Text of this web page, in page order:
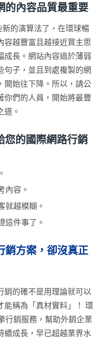
的內容品質最重要
的演算法了，在環球暢
容越豐富且越接近買主思
成長。網站內容過於薄弱
句子，並且到處複製的網
開始往下降。所以，請公
你們的人員，開始將最豐
道。
您的國際網路行銷
內容。
就越模糊。
這件事了。
銷方案，卻沒真正
銷的確不是用理論就可以
能稱為「真材實料」！ 環
行銷服務，幫助外銷企業
續成長，早已超越業界水